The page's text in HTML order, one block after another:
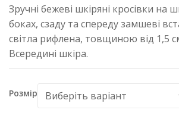
Зручні бежеві шкіряні кросівки на
боках, сзаду та спереду замшеві
світла рифлена, товщиною від 1,5
Всередині шкіра.
Розмір